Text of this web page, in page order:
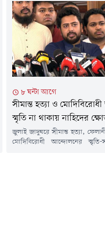
ঘটনাবলির ঠাঁই মিলেছে। বিশেষ
মুক্তিযুদ্ধের ইতিহাস তুলে ধরেছে
জামায়াতের সেই ইতিহাসে
৮ ঘন্টা আগে
সীমান্ত হত্যা ও
স্মৃতি না থাকায় নাহিদের
জুলাই জাদুঘরে সীমান্ত হত্যা,
মোদিবিরোধী আন্দোলনের স্মৃতি-